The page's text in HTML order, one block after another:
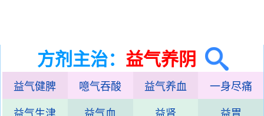
方剂主治： 益气养阴
益气健脾 噫气吞酸 益气养血 一身尽痛
益气生津 益气血 益肾 益胃